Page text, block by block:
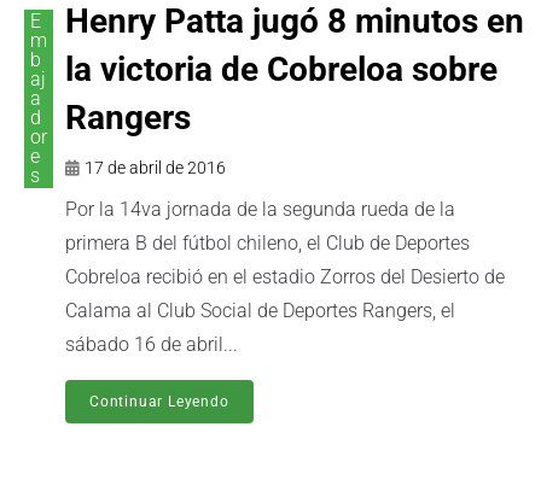
E
m
b
aj
a
d
or
e
s
Henry Patta jugó 8 minutos en
la victoria de Cobreloa sobre
Rangers
17 de abril de 2016
Por la 14va jornada de la segunda rueda de la
primera B del fútbol chileno, el Club de Deportes
Cobreloa recibió en el estadio Zorros del Desierto de
Calama al Club Social de Deportes Rangers, el
sábado 16 de abril...
Continuar Leyendo